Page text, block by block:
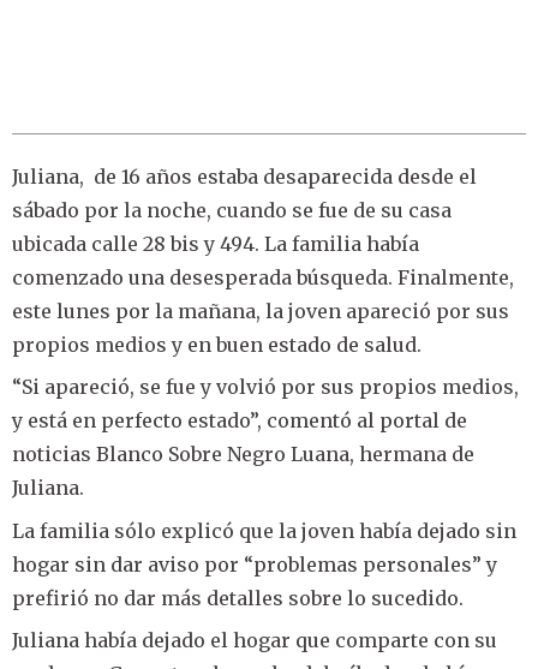
Juliana, de 16 años estaba desaparecida desde el
sábado por la noche, cuando se fue de su casa
ubicada calle 28 bis y 494. La familia había
comenzado una desesperada búsqueda. Finalmente,
este lunes por la mañana, la joven apareció por sus
propios medios y en buen estado de salud.
“Si apareció, se fue y volvió por sus propios medios,
y está en perfecto estado”, comentó al portal de
noticias Blanco Sobre Negro Luana, hermana de
Juliana.
La familia sólo explicó que la joven había dejado sin
hogar sin dar aviso por “problemas personales” y
prefirió no dar más detalles sobre lo sucedido.
Juliana había dejado el hogar que comparte con su